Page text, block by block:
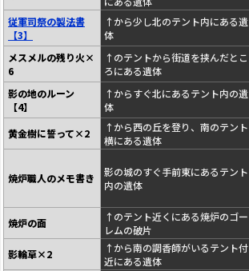
従軍司祭の製法書
【3】
↑から少し北のテント内にある遺
体
メスメルの残り火×
6
↑のテントから街道を挟んだとこ
ろにある遺体
影の地のルーン
【4】
↑からすぐ北にあるテント内の遺
体
黄金樹に誓って×2
↑から西の丘を登り、南のテント
横にある遺体
焼炉職人のメモ書き
影の城のすぐ手前東にあるテント
内の遺体
焼炉の面
↑のテント近くにある焼炉のゴー
レムの破片
影輪草×2
↑から南の調香師がいるテント付
近にある遺体